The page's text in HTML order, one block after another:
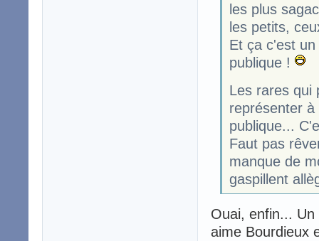
les plus
les petits,
Et ça c'est
publique !
Les rares qui
représenter
publique...
Faut pas
manque de
gaspillent
Ouai, enfin...
aime Bourdieux